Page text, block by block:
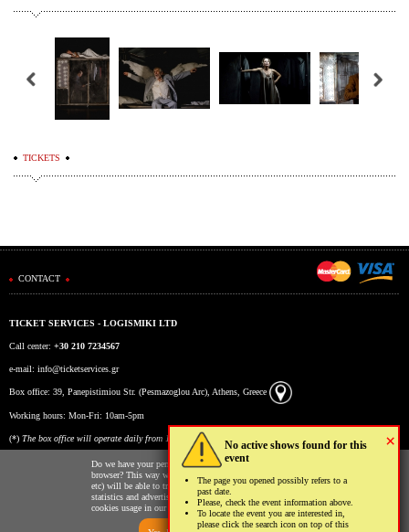
×
No active shows found for this
event
The page you opened possibly refers to a
past date.
Please, check the event information above.
To locate the event you are interested in,
please click the search icon on top of this
TICKETS
CONTACT
TICKET SERVICES - LOGISMIKI LTD
Call center: +30 210 7234567
e-mail: info@ticketservices.gr
Box office: 39, Panepistimiou Str. (Pesmazoglou Arc), Athens, Greece
Working hours: Mon-Fri: 10am-5pm
(*) The box office will operate daily from 10:00 to 15:00 during the period 17/7 to 6/8.
Do we have your permission to store cookies to your
browser? This way we and third parties (Google, Facebook
etc) will be able to track your usage of our website for
statistics and advertising reasons. You may read more on the
cookies usage in our website clickinghere.